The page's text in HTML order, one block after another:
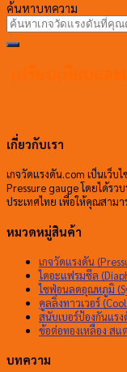
ค้นหาบทความ
เกี่ยวกับเรา
เกจวัดแรงดัน.com เป็นเว็บ
Pressure gauge โดยได้รว
ประเทศไทย เพื่อให้คุณสาม
หมวดหมู่สินค้า
เกจวัดแรงดัน
ไดอะแฟรมซีล
ไซฟ่อนลดอุณหภูมิ
คูลลิ่งทาวเวอร์
สนับเบอร์ป้องกันแร
ข้อต่อทองเหลือง สแ
บทความ